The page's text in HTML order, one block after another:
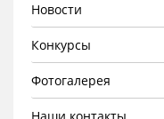
Новости
Конкурсы
Фотогалерея